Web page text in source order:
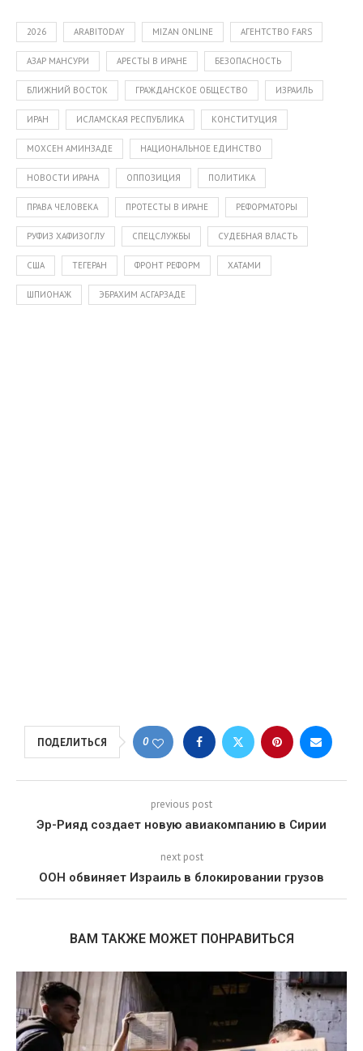
2026 ARABITODAY MIZAN ONLINE АГЕНТСТВО FARS
АЗАР МАНСУРИ АРЕСТЫ В ИРАНЕ БЕЗОПАСНОСТЬ
БЛИЖНИЙ ВОСТОК ГРАЖДАНСКОЕ ОБЩЕСТВО ИЗРАИЛЬ
ИРАН ИСЛАМСКАЯ РЕСПУБЛИКА КОНСТИТУЦИЯ
МОХСЕН АМИНЗАДЕ НАЦИОНАЛЬНОЕ ЕДИНСТВО
НОВОСТИ ИРАНА ОППОЗИЦИЯ ПОЛИТИКА
ПРАВА ЧЕЛОВЕКА ПРОТЕСТЫ В ИРАНЕ РЕФОРМАТОРЫ
РУФИЗ ХАФИЗОГЛУ СПЕЦСЛУЖБЫ СУДЕБНАЯ ВЛАСТЬ
США ТЕГЕРАН ФРОНТ РЕФОРМ ХАТАМИ
ШПИОНАЖ ЭБРАХИМ АСГАРЗАДЕ
ПОДЕЛИТЬСЯ 0
previous post
Эр-Рияд создает новую авиакомпанию в Сирии
next post
ООН обвиняет Израиль в блокировании грузов
ВАМ ТАКЖЕ МОЖЕТ ПОНРАВИТЬСЯ